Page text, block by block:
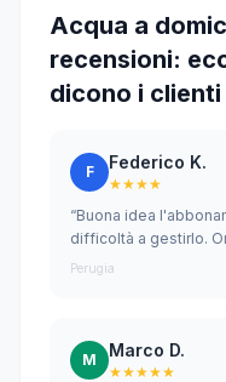
Acqua a
recensioni:
dicono i clienti
F Federico K.
★★★★
“Buona idea
difficoltà a gestirlo.
Perugia
M Marco D.
★★★★★